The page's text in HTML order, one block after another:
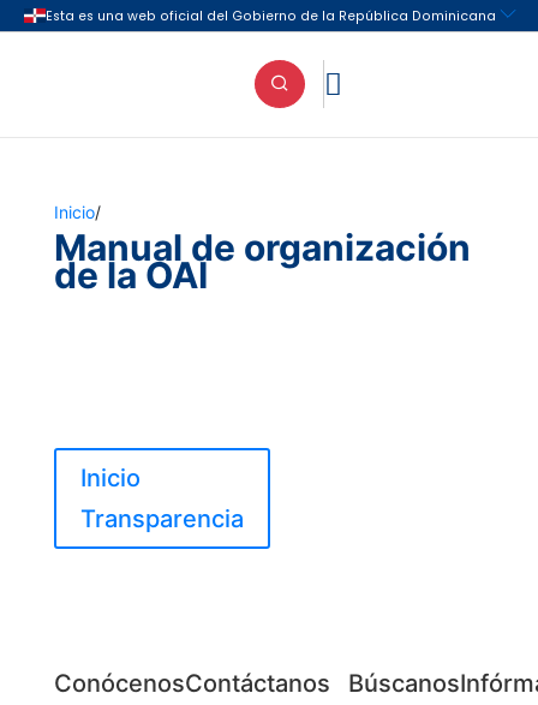

Inicio/
Manual de organización
de la OAI
Inicio
Transparencia
ConócenosContáctanos Búscanos